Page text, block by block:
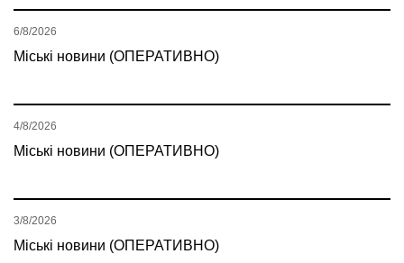
Міські новини (ОПЕРАТИВНО)
6/8/2026
Міські новини (ОПЕРАТИВНО)
4/8/2026
Міські новини (ОПЕРАТИВНО)
3/8/2026